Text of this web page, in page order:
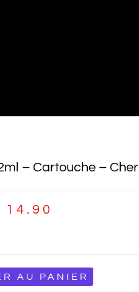
– Cartouche –
14.90
AU PANIER